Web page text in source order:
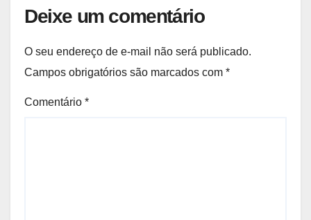
Deixe um comentário
O seu endereço de e-mail não será publicado.
Campos obrigatórios são marcados com *
Comentário *